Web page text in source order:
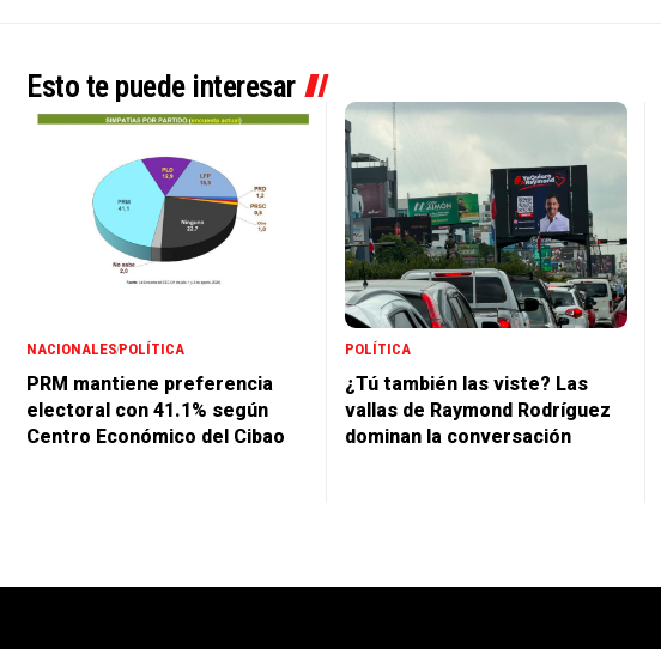
Esto te puede interesar
NACIONALESPOLÍTICA
PRM mantiene preferencia
electoral con 41.1% según
Centro Económico del Cibao
POLÍTICA
¿Tú también las viste? Las
vallas de Raymond Rodríguez
dominan la conversación